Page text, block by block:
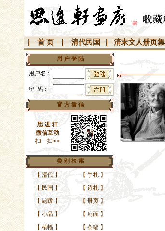
首 页 清代民国 清末文人册页集
用 户 登 陆
用户名：
密 码：
官 方 微 信
思 进 轩
微信互动
扫一扫>>
类 别 检 索
【 清代 】 【 手札 】
【 民国 】 【 诗札 】
【 题跋 】 【 册页 】
【 小品 】 【 扇面 】
【 横幅 】 【 条幅 】